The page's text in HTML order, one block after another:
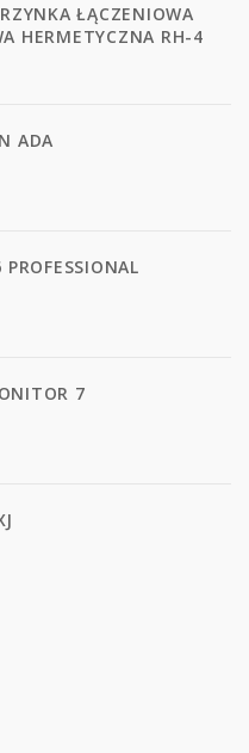
ŁĄCZENIOWA
HERMETYCZNA RH-4
ADA
7